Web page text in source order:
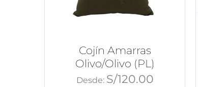
Cojín Amarras
Olivo/Olivo (PL)
Desde: S/120.00